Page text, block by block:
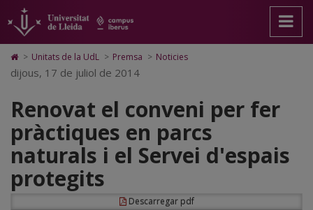
Renovat
el
conveni
per
fer
pràctiques
en
parcs
naturals
pàgina
principal.
Universitat
Lleida
contingut
principal
Mapa
Web.
Universitat
Cerca
Accessibilitat.
Universitat
Lleida
Icono
de
Home
ir
a
la
página
de
inicio
> Unitats de la UdL > Premsa > Noticies
dijous, 17 de juliol de 2014
Renovat el conveni per fer
pràctiques en parcs
naturals i el Servei d'espais
protegits
Descarregar pdf